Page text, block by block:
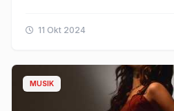
11 Okt 2024
MUSIK